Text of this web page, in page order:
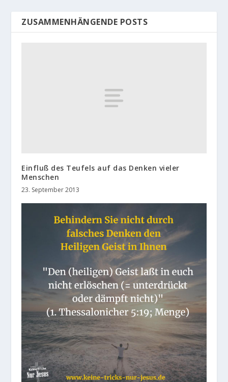
ZUSAMMENHÄNGENDE POSTS
Einfluß des Teufels auf das Denken vieler
Menschen
23. September 2013